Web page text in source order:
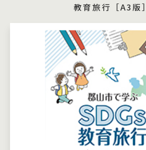
教育旅行［A3版］